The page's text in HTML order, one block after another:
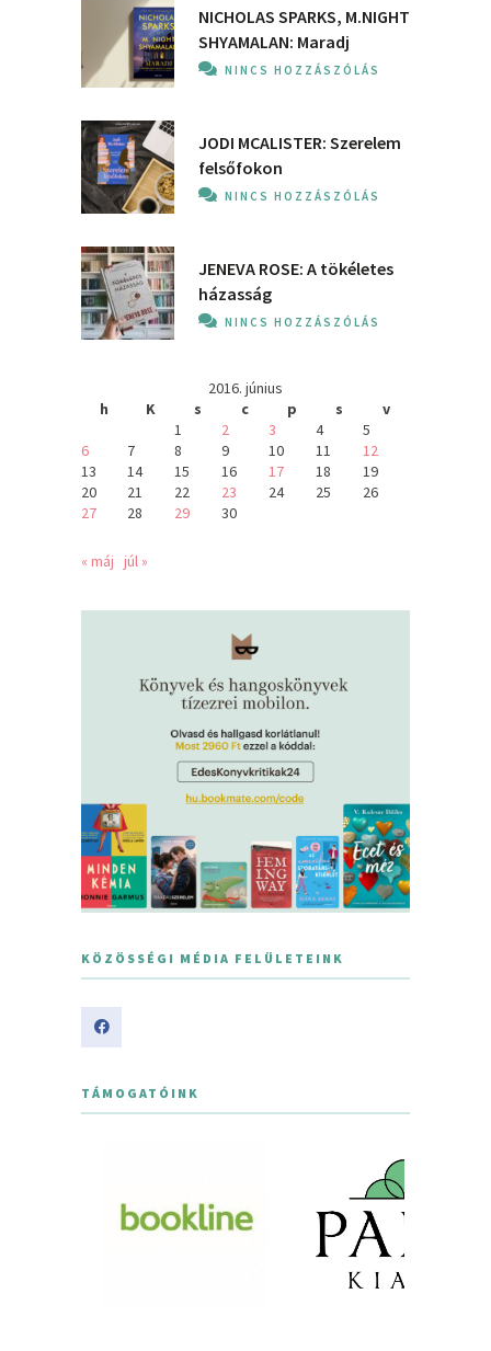
NICHOLAS SPARKS, M.NIGHT
SHYAMALAN: Maradj
NINCS HOZZÁSZÓLÁS
JODI MCALISTER: Szerelem
felsőfokon
NINCS HOZZÁSZÓLÁS
JENEVA ROSE: A ​tökéletes
házasság
NINCS HOZZÁSZÓLÁS
2016. június
h
K s c p s
v
1
2 3 4
5
6
7 8 9 10 11
12
13
14 15 16 17 18
19
20
21 22 23 24 25
26
27
28 29 30
« máj júl »
KÖZÖSSÉGI MÉDIA FELÜLETEINK
TÁMOGATÓINK